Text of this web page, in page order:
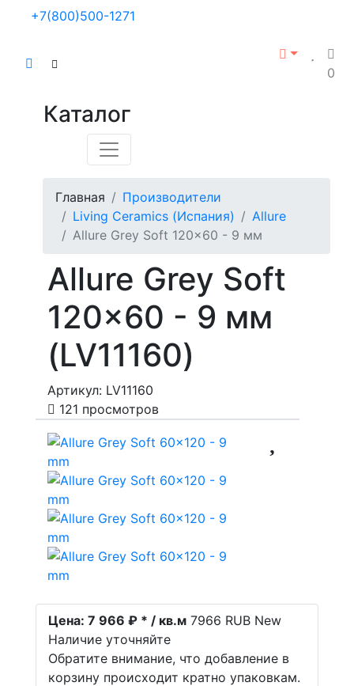
+7(800)500-1271
0
Каталог
Главная
Производители
Living Ceramics (Испания)
Allure
Allure Grey Soft 120x60 - 9 мм
Allure Grey Soft
120x60 - 9 мм
(LV11160)
Артикул: LV11160
121 просмотров
Цена: 7 966 ₽ * / кв.м 7966 RUB New
Наличие уточняйте
Обратите внимание, что добавление в
корзину происходит кратно упаковкам.